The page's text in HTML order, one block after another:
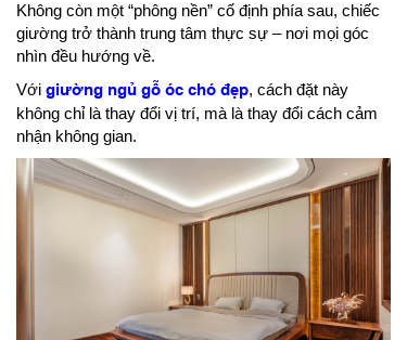
Không còn một “phông nền” cố định phía sau, chiếc
giường trở thành trung tâm thực sự – nơi mọi góc
nhìn đều hướng về.
Với giường ngủ gỗ óc chó đẹp, cách đặt này
không chỉ là thay đổi vị trí, mà là thay đổi cách cảm
nhận không gian.